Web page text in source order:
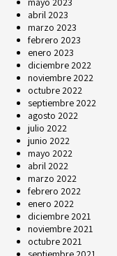
abril 2023
marzo 2023
febrero 2023
enero 2023
diciembre 2022
noviembre 2022
octubre 2022
septiembre 2022
agosto 2022
julio 2022
junio 2022
mayo 2022
abril 2022
marzo 2022
febrero 2022
enero 2022
diciembre 2021
noviembre 2021
octubre 2021